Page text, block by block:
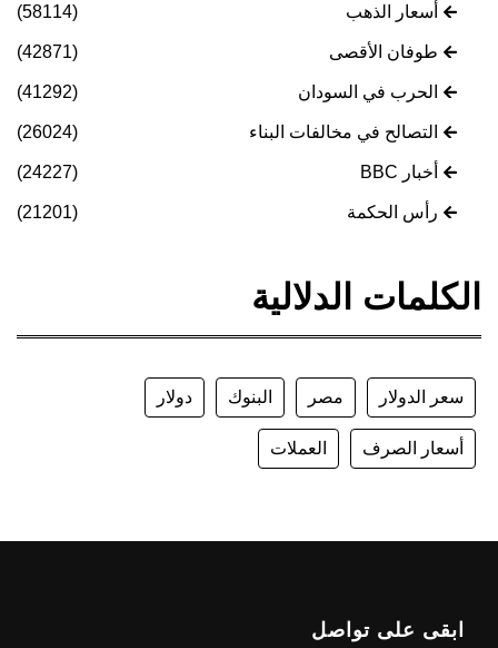
أسعار الذهب (58114)
طوفان الأقصى (42871)
الحرب في السودان (41292)
التصالح في مخالفات البناء (26024)
أخبار BBC (24227)
رأس الحكمة (21201)
الكلمات الدلالية
سعر الدولار مصر البنوك دولار
أسعار الصرف العملات
ابقى على تواصل